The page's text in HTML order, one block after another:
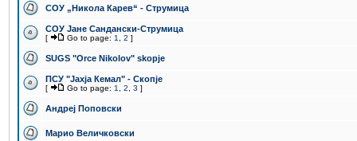
СОУ „Никола Карев“ - Струмица
СОУ Јане Сандански-Струмица
[ Go to page: 1 2 ]
SUGS "Orce Nikolov" skopje
ПCУ "Јахја Кемал" - Скопје
[ Go to page: 1 2 3 ]
Андреј Поповски
Марио Величковски